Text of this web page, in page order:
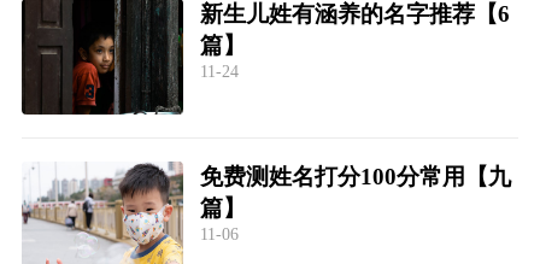
新生儿姓有涵养的名字推荐【6
篇】
11-24
免费测姓名打分100分常用【九
篇】
11-06